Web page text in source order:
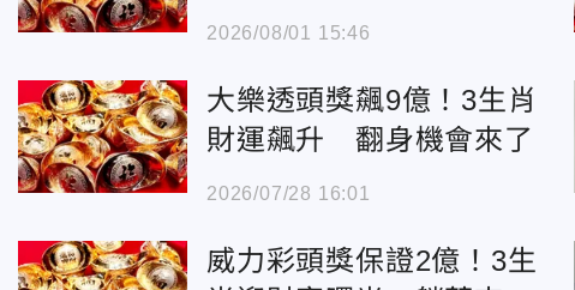
飽飽
2026/08/01 15:46
大樂透頭獎飆9億！3生肖
財運飆升 翻身機會來了
2026/07/28 16:01
威力彩頭獎保證2億！3生